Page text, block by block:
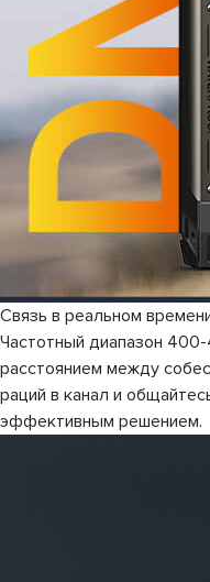
Связь в реальном
Частотный диапазон
расстоянием между
раций в канал и
эффективным решением.